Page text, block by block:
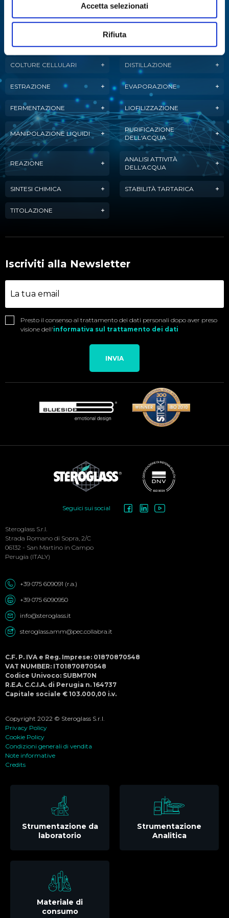
Accetta selezionati
Rifiuta
strumenti per diverse applicazioni.
ANALISI
COLTURE CELLULARI DISTILLAZIONE
ESTRAZIONE EVAPORAZIONE
FERMENTAZIONE LIOFILIZZAZIONE
MANIPOLAZIONE LIQUIDI
PURIFICAZIONE
DELL'ACQUA
REAZIONE
ANALISI ATTIVITÀ
DELL'ACQUA
SINTESI CHIMICA STABILITÀ TARTARICA
TITOLAZIONE
Iscriviti alla Newsletter
Presto il consenso al trattamento dei dati personali dopo aver preso
visione dell'informativa sul trattamento dei dati
INVIA
Menu
Seguici sui social
Steroglass S.r.l.
Strada Romano di Sopra, 2/C
06132 - San Martino in Campo
Perugia (ITALY)
+39 075 609091 (r.a.)
+39 075 6090950
info@steroglass.it
steroglass.amm@pec.collabra.it
C.F. P. IVA e Reg. Imprese: 01870870548
VAT NUMBER: IT01870870548
Codice Univoco: SUBM70N
R.E.A. C.C.I.A. di Perugia n. 164737
Capitale sociale € 103.000,00 i.v.
Copyright 2022 © Steroglass S.r.l.
Privacy Policy
Cookie Policy
Condizioni generali di vendita
Note informative
Credits
Strumentazione da
laboratorio
Strumentazione
Analitica
Materiale di
consumo